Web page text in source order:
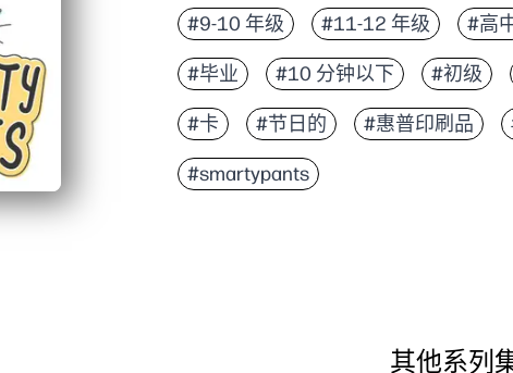
几分钟内即可准备就绪-您只需打
内含配套信封-您无需开店即可获
轻松实现个性化——你可以添加他
从课堂到家人准备好了——你可以
#9-10 年级 #11-12 年级 #高
#毕业 #10 分钟以下 #初级
#卡 #节日的 #惠普印刷品
#smartypants
其他系列